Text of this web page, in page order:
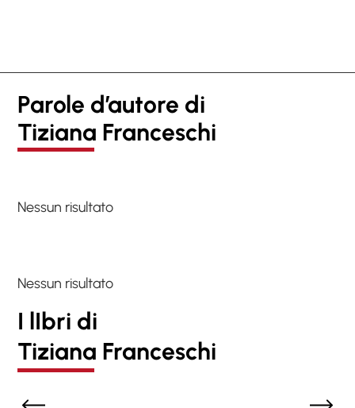
Parole d’autore di
Tiziana Franceschi
Nessun risultato
Nessun risultato
I lIbri di
Tiziana Franceschi